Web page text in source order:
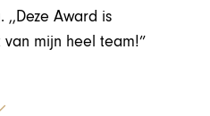
Award is
mijn heel team!”